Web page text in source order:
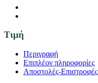
Τιμή
Περιγραφή
Επιπλέον πληροφορίες
Αποστολές-Επιστροφές